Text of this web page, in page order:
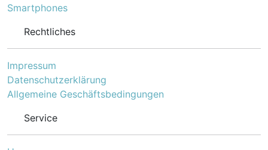
Smartphones
Rechtliches
Impressum
Datenschutzerklärung
Allgemeine Geschäftsbedingungen
Service